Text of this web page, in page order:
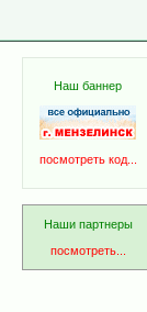
Наш баннер
посмотреть код...
Наши партнеры
посмотреть...